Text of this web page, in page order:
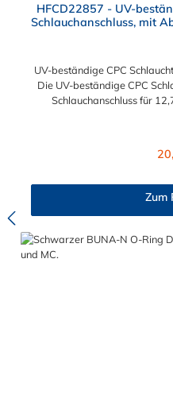
HFCD22857 - UV-
Schlauchanschluss, mit
UV-beständige CPC
Die UV-beständige CPC
Schlauchanschluss für
diese UV-beständige CPC
der HFC12- und
Zum